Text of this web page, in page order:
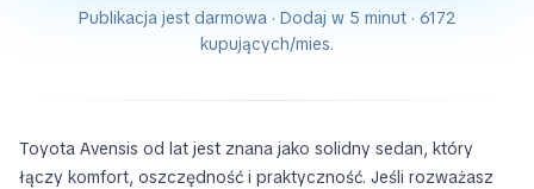
Publikacja jest darmowa · Dodaj w 5 minut · 6172
kupujących/mies.
Toyota Avensis od lat jest znana jako solidny sedan, który
łączy komfort, oszczędność i praktyczność. Jeśli rozważasz